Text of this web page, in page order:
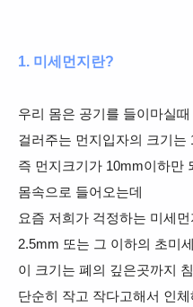
1. 미세먼지란?
우리 몸은 공기를 들이마실
걸러주는 먼지입자의 크기는
즉 먼지크기가 10mm이하만
몸속으로 들어오는데
요즘 저희가 걱정하는 미세
2.5mm 또는 그 이하의 초미
이 크기는 폐의 깊은곳까지
단순히 작고 작다고해서 인